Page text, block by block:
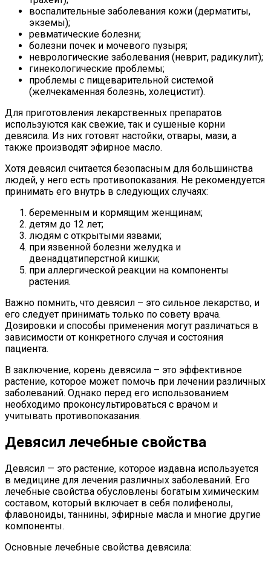
воспалительные заболевания кожи (дерматиты,
экземы);
ревматические болезни;
болезни почек и мочевого пузыря;
неврологические заболевания (неврит, радикулит);
гинекологические проблемы;
проблемы с пищеварительной системой
(желчекаменная болезнь, холецистит).
Для приготовления лекарственных препаратов
используются как свежие, так и сушеные корни
девясила. Из них готовят настойки, отвары, мази, а
также производят эфирное масло.
Хотя девясил считается безопасным для большинства
людей, у него есть противопоказания. Не рекомендуется
принимать его внутрь в следующих случаях:
беременным и кормящим женщинам;
детям до 12 лет;
людям с открытыми язвами;
при язвенной болезни желудка и
двенадцатиперстной кишки;
при аллергической реакции на компоненты
растения.
Важно помнить, что девясил – это сильное лекарство, и
его следует принимать только по совету врача.
Дозировки и способы применения могут различаться в
зависимости от конкретного случая и состояния
пациента.
В заключение, корень девясила – это эффективное
растение, которое может помочь при лечении различных
заболеваний. Однако перед его использованием
необходимо проконсультироваться с врачом и
учитывать противопоказания.
Девясил лечебные свойства
Девясил — это растение, которое издавна используется
в медицине для лечения различных заболеваний. Его
лечебные свойства обусловлены богатым химическим
составом, который включает в себя полифенолы,
флавоноиды, таннины, эфирные масла и многие другие
компоненты.
Основные лечебные свойства девясила: